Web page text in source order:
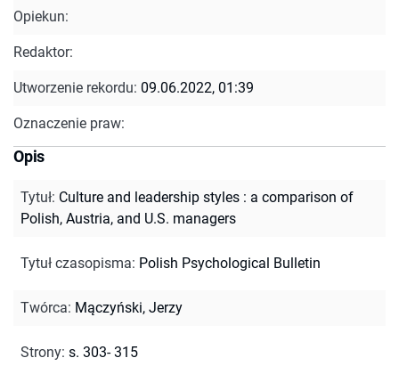
Opiekun:
Redaktor:
Utworzenie rekordu: 09.06.2022, 01:39
Oznaczenie praw:
Opis
Tytuł: Culture and leadership styles : a comparison of
Polish, Austria, and U.S. managers
Tytuł czasopisma: Polish Psychological Bulletin
Twórca: Mączyński, Jerzy
Strony: s. 303- 315